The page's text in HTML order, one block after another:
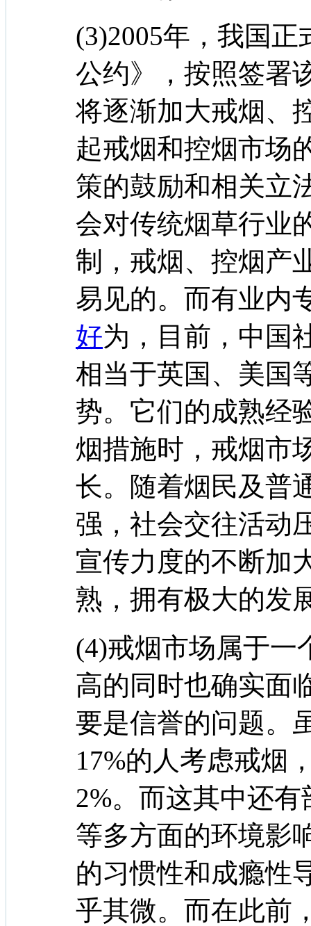
(3)2005年，我国
公约》，按照签署
将逐渐加大戒烟、
起戒烟和控烟市场
策的鼓励和相关立
会对传统烟草行业
制，戒烟、控烟产
易见的。而有业内
好为，目前，中国
相当于英国、美国
势。它们的成熟经
烟措施时，戒烟市
长。随着烟民及普
强，社会交往活动
宣传力度的不断加
熟，拥有极大的发
(4)戒烟市场属于一
高的同时也确实面
要是信誉的问题。
17%的人考虑戒烟
2%。而这其中还
等多方面的环境影
的习惯性和成瘾性
乎其微。而在此前